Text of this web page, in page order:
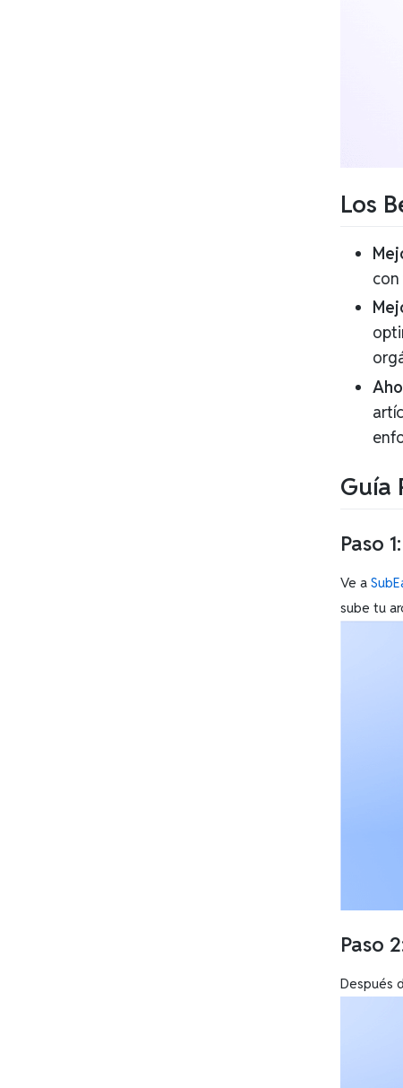
Los
Guía
Paso
Ve a
sube tu
Paso
Después